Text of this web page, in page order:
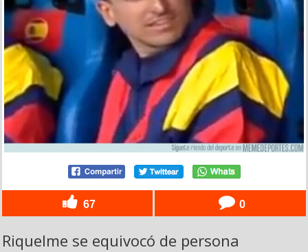
67 0
Riquelme se equivocó de persona